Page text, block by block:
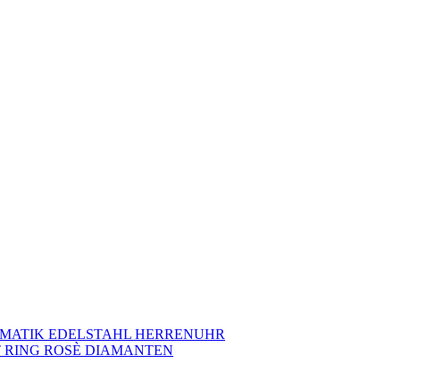
EDELSTAHL HERRENUHR
RING ROSÈ DIAMANTEN